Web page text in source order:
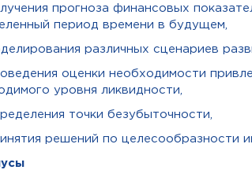
прогноза финансовых
период времени в будущем,
различных сценариев
оценки необходимости
уровня ликвидности,
точки безубыточности,
решений по целесообразности